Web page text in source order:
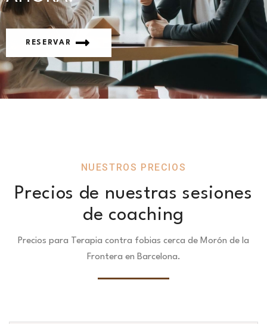
RESERVAR
NUESTROS PRECIOS
Precios de nuestras sesiones
de coaching
Precios para Terapia contra fobias cerca de Morón de la
Frontera en Barcelona.